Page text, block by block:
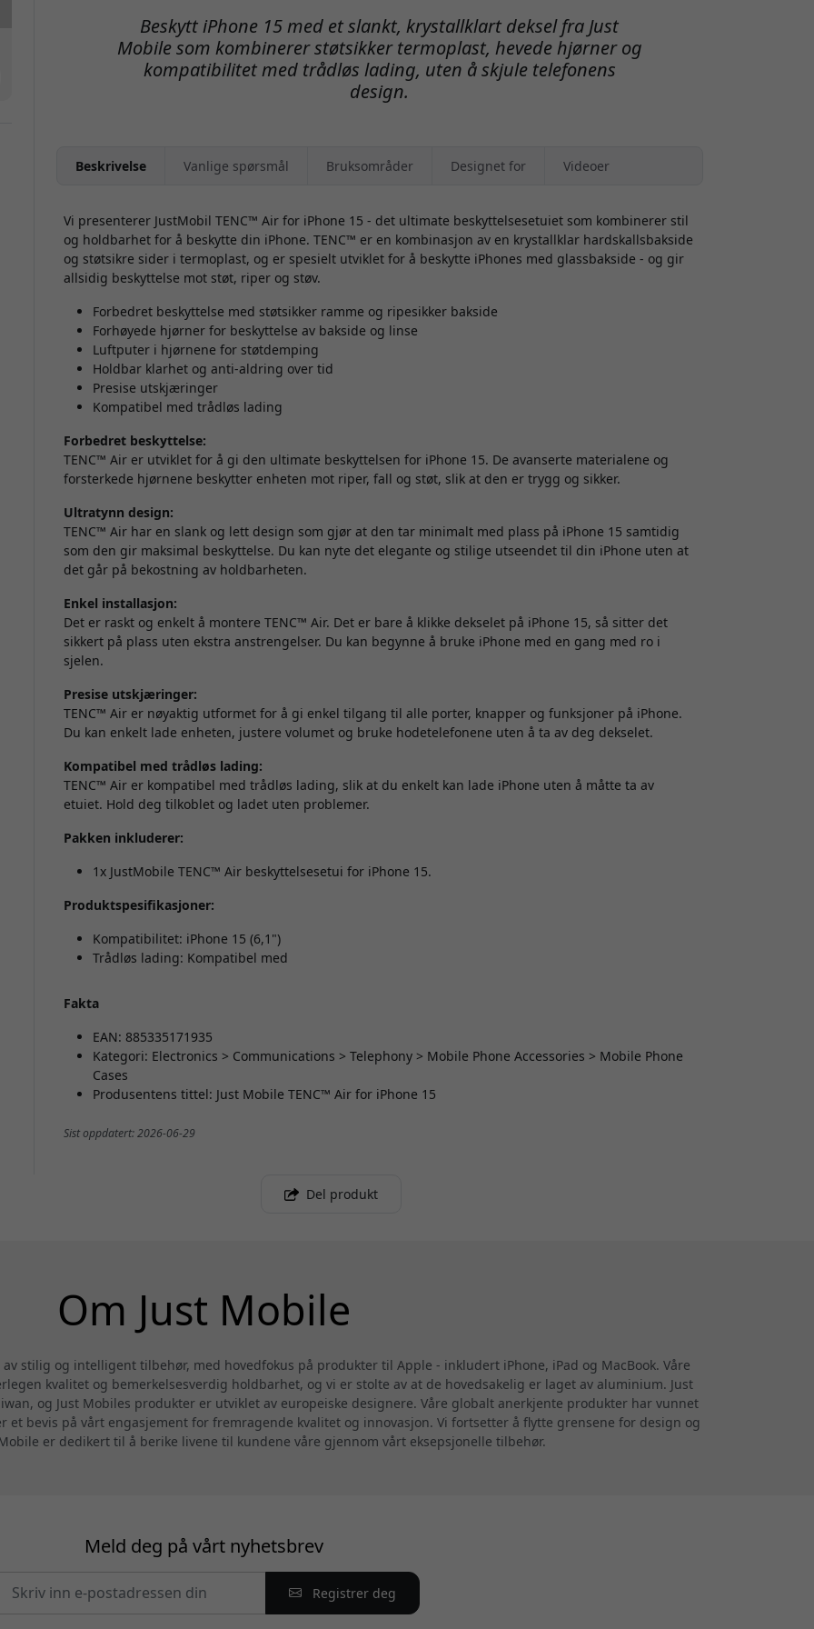
Beskytt iPhone 15 med et slankt, krystallklart deksel fra Just
Mobile som kombinerer støtsikker termoplast, hevede hjørner og
kompatibilitet med trådløs lading, uten å skjule telefonens
design.
Beskrivelse Vanlige spørsmål Bruksområder Designet for Videoer
Vi presenterer JustMobil TENC™ Air for iPhone 15 - det ultimate beskyttelsesetuiet som kombinerer stil
og holdbarhet for å beskytte din iPhone. TENC™ er en kombinasjon av en krystallklar hardskallsbakside
og støtsikre sider i termoplast, og er spesielt utviklet for å beskytte iPhones med glassbakside - og gir
allsidig beskyttelse mot støt, riper og støv.
Forbedret beskyttelse med støtsikker ramme og ripesikker bakside
Forhøyede hjørner for beskyttelse av bakside og linse
Luftputer i hjørnene for støtdemping
Holdbar klarhet og anti-aldring over tid
Presise utskjæringer
Kompatibel med trådløs lading
Forbedret beskyttelse:
TENC™ Air er utviklet for å gi den ultimate beskyttelsen for iPhone 15. De avanserte materialene og
forsterkede hjørnene beskytter enheten mot riper, fall og støt, slik at den er trygg og sikker.
Ultratynn design:
TENC™ Air har en slank og lett design som gjør at den tar minimalt med plass på iPhone 15 samtidig
som den gir maksimal beskyttelse. Du kan nyte det elegante og stilige utseendet til din iPhone uten at
det går på bekostning av holdbarheten.
Enkel installasjon:
Det er raskt og enkelt å montere TENC™ Air. Det er bare å klikke dekselet på iPhone 15, så sitter det
sikkert på plass uten ekstra anstrengelser. Du kan begynne å bruke iPhone med en gang med ro i
sjelen.
Presise utskjæringer:
TENC™ Air er nøyaktig utformet for å gi enkel tilgang til alle porter, knapper og funksjoner på iPhone.
Du kan enkelt lade enheten, justere volumet og bruke hodetelefonene uten å ta av deg dekselet.
Kompatibel med trådløs lading:
TENC™ Air er kompatibel med trådløs lading, slik at du enkelt kan lade iPhone uten å måtte ta av
etuiet. Hold deg tilkoblet og ladet uten problemer.
Pakken inkluderer:
1x JustMobile TENC™ Air beskyttelsesetui for iPhone 15.
Produktspesifikasjoner:
Kompatibilitet: iPhone 15 (6,1")
Trådløs lading: Kompatibel med
Fakta
EAN: 885335171935
Kategori: Electronics > Communications > Telephony > Mobile Phone Accessories > Mobile Phone
Cases
Produsentens tittel: Just Mobile TENC™ Air for iPhone 15
Sist oppdatert: 2026-06-29
Del produkt
Om Just Mobile
stilig og intelligent tilbehør, med hovedfokus på produkter til Apple - inkludert iPhone, iPad og MacBook. Våre
kvalitet og bemerkelsesverdig holdbarhet, og vi er stolte av at de hovedsakelig er laget av aluminium. Just
og Just Mobiles produkter er utviklet av europeiske designere. Våre globalt anerkjente produkter har vunnet
et bevis på vårt engasjement for fremragende kvalitet og innovasjon. Vi fortsetter å flytte grensene for design og
er dedikert til å berike livene til kundene våre gjennom vårt eksepsjonelle tilbehør.
Meld deg på vårt nyhetsbrev
Registrer deg